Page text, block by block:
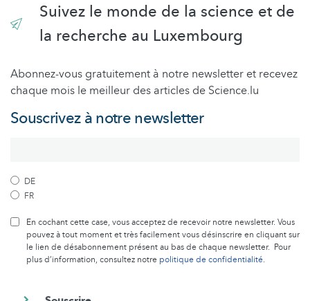
Suivez le monde de la science et de
la recherche au Luxembourg
Abonnez-vous gratuitement à notre newsletter et recevez
chaque mois le meilleur des articles de Science.lu
Souscrivez à notre newsletter
DE
FR
En cochant cette case, vous acceptez de recevoir notre newsletter. Vous
pouvez à tout moment et très facilement vous désinscrire en cliquant sur
le lien de désabonnement présent au bas de chaque newsletter. Pour
plus d’information, consultez notre politique de confidentialité.